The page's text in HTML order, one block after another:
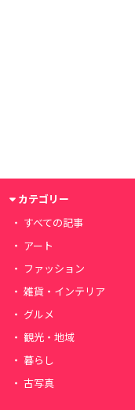
カテゴリー
すべての記事
アート
ファッション
雑貨・インテリア
グルメ
観光・地域
暮らし
古写真